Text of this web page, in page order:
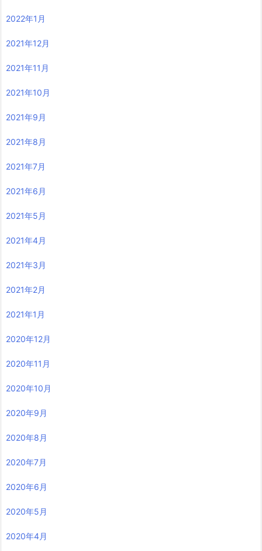
2022年1月
2021年12月
2021年11月
2021年10月
2021年9月
2021年8月
2021年7月
2021年6月
2021年5月
2021年4月
2021年3月
2021年2月
2021年1月
2020年12月
2020年11月
2020年10月
2020年9月
2020年8月
2020年7月
2020年6月
2020年5月
2020年4月